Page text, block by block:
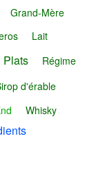
Grand-Mère
Lait
Plats Régime
d'érable
Whisky